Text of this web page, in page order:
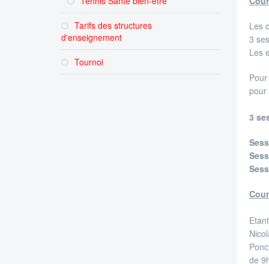
Tarifs des structures
d'enseignement
Tournoi
Les
3
Les
pour
3
de